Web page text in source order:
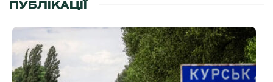
ПУБЛІКАЦІЇ